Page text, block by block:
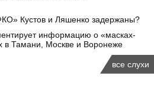
Кустов и Ляшенко задержаны?
информацию о «масках-
в Тамани, Москве и Воронеже
все слухи